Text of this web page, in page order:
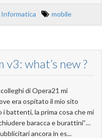
Informatica mobile
v3: what’s new ?
di Opera21 mi
era ospitato il mio sito
battenti, la prima cosa che mi
baracca e burattini”…
ancora in es...